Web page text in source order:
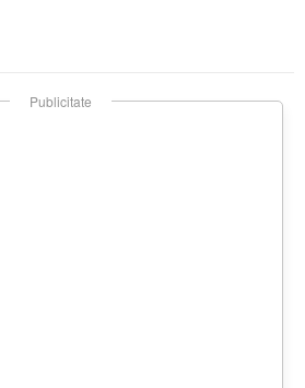
Publicitate